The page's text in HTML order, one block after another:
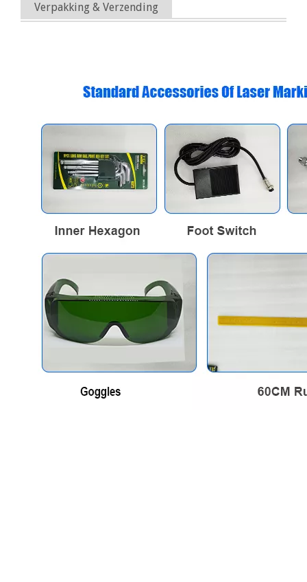
Verpakking & Verzending